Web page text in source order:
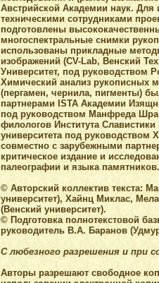
Австрийской Академии наук. Для
техническими сотрудниками
подготовлены
многоспектральные снимки
использованы прикладные
изображений (CV-Lab, Венский
Университет, под руководством
Химический анализ рукописных
(пергамен, чернила, пигменты)
партнерами ISTA Академии
под руководством Манфреда
филологов Института Славистики
университета под руководством
совместно с зарубежными
критическое издание и
палеографии и языка памятников.
© Авторский коллектив текста:
университет), Хайнц Миклас,
(Венский университет).
© Подготовка полнотекстовой
руководитель В.А. Баранов
С любезного разрешения и при
Авторы разрешают свободное